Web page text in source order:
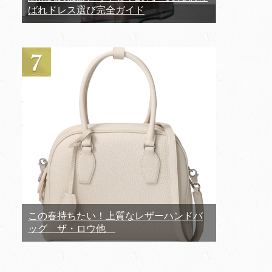
ばれドレス選び完全ガイド
この春持ちたい！上質なレザーハンドバ
ッグ ザ・ロウ他